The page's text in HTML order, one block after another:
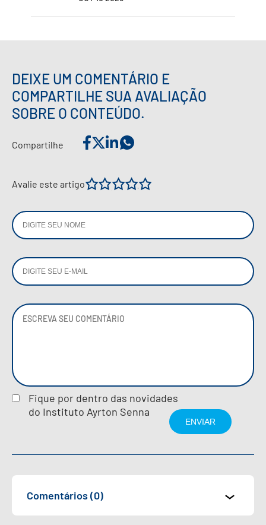
DEIXE UM COMENTÁRIO E
COMPARTILHE SUA AVALIAÇÃO
SOBRE O CONTEÚDO.
Compartilhe
Avalie este artigo 5
4
3
2
1
Fique por dentro das novidades
do Instituto Ayrton Senna
Comentários (0)